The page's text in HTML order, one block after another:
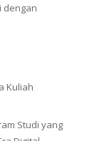
dengan
Kuliah
Studi yang